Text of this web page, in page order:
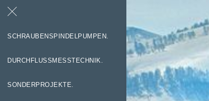
SCHRAUBENSPINDELPUMPEN.
DURCHFLUSSMESSTECHNIK.
SONDERPROJEKTE.
Kontakt